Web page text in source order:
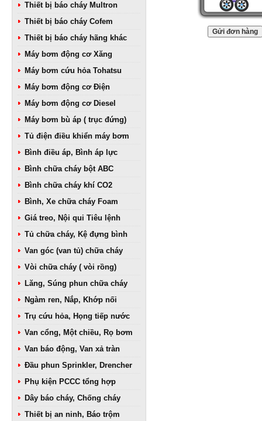
Thiết bị báo cháy Multron
Thiết bị báo cháy Cofem
Thiết bị báo cháy hãng khác
Máy bơm động cơ Xăng
Máy bơm cứu hỏa Tohatsu
Máy bơm động cơ Điện
Máy bơm động cơ Diesel
Máy bơm bù áp ( trục đứng)
Tủ điện điều khiển máy bơm
Bình điều áp, Bình áp lực
Bình chữa cháy bột ABC
Bình chữa cháy khí CO2
Bình, Xe chữa cháy Foam
Giá treo, Nội qui Tiêu lệnh
Tủ chữa cháy, Kệ đựng bình
Van góc (van tủ) chữa cháy
Vòi chữa cháy ( vòi rồng)
Lăng, Súng phun chữa cháy
Ngàm ren, Nắp, Khớp nối
Trụ cứu hỏa, Họng tiếp nước
Van cổng, Một chiều, Rọ bơm
Van báo động, Van xả tràn
Đầu phun Sprinkler, Drencher
Phụ kiện PCCC tổng hợp
Dây báo cháy, Chống cháy
Thiết bị an ninh, Báo trộm